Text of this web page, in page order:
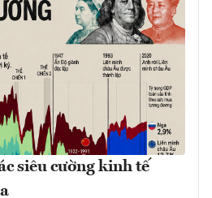
siêu cường kinh tế